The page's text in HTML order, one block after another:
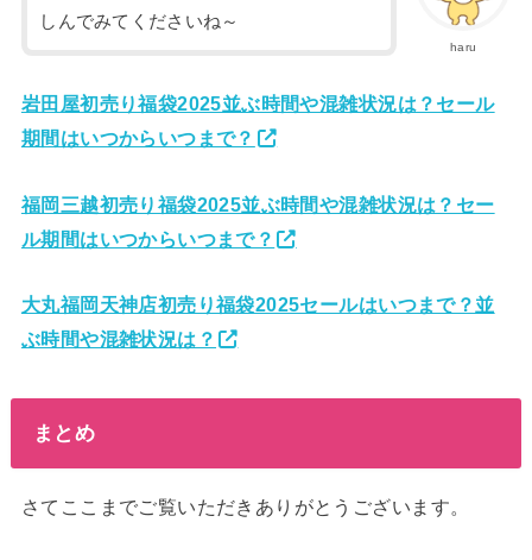
haru
しんでみてくださいね～
岩田屋初売り福袋2025並ぶ時間や混雑状況は？セール
期間はいつからいつまで？
福岡三越初売り福袋2025並ぶ時間や混雑状況は？セー
ル期間はいつからいつまで？
大丸福岡天神店初売り福袋2025セールはいつまで？並
ぶ時間や混雑状況は？
まとめ
さてここまでご覧いただきありがとうございます。